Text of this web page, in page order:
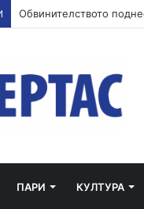
Зеленски во сабота
ПАРИ КУЛТУРА